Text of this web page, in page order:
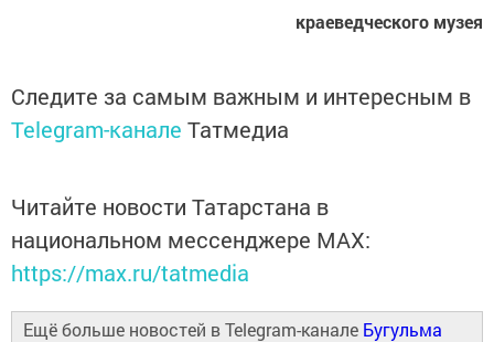
краеведческого музея
Следите за самым важным и интересным в
Telegram-канале Татмедиа
Читайте новости Татарстана в
национальном мессенджере MАХ:
https://max.ru/tatmedia
Ещё больше новостей в Telegram-канале Бугульма